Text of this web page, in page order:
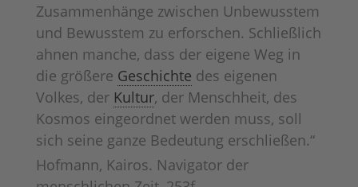
Zusammenhänge zwischen Unbewusstem
und Bewusstem zu erforschen. Schließlich
ahnen manche, dass der eigene Weg in
die größere Geschichte des eigenen
Volkes, der Kultur, der Menschheit, des
Kosmos eingeordnet werden muss, soll
sich seine ganze Bedeutung erschließen.“
Hofmann, Kairos. Navigator der